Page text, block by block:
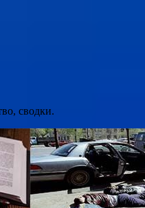
сводки.